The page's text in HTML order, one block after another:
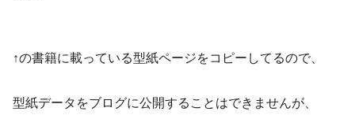
↑の書籍に載っている型紙ページをコピーしてるので、
型紙データをブログに公開することはできませんが、